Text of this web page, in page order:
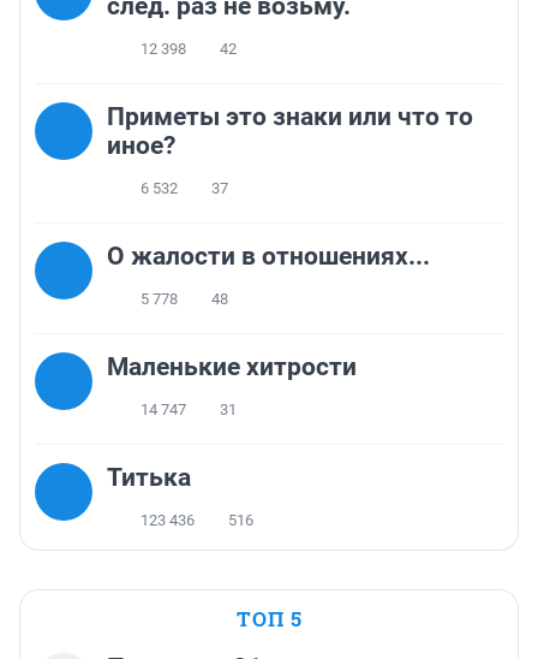
12 398 42
Приметы это знаки или что то
иное?
6 532 37
О жалости в отношениях...
5 778 48
Маленькие хитрости
14 747 31
Титька
123 436 516
ТОП 5